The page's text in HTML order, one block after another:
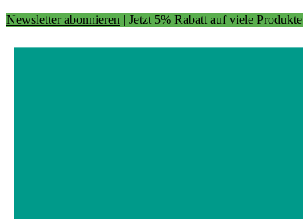
Newsletter abonnieren | Jetzt 5% Rabatt auf viele Produkte